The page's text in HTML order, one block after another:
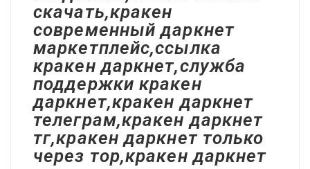
скачать,кракен
современный даркнет
маркетплейс,ссылка
кракен даркнет,служба
поддержки кракен
даркнет,кракен даркнет
телеграм,кракен даркнет
тг,кракен даркнет только
через тор,кракен даркнет